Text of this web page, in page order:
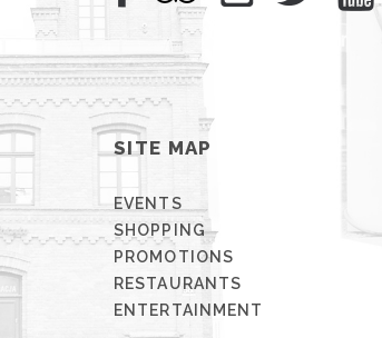
SITE MAP
EVENTS
SHOPPING
PROMOTIONS
RESTAURANTS
ENTERTAINMENT